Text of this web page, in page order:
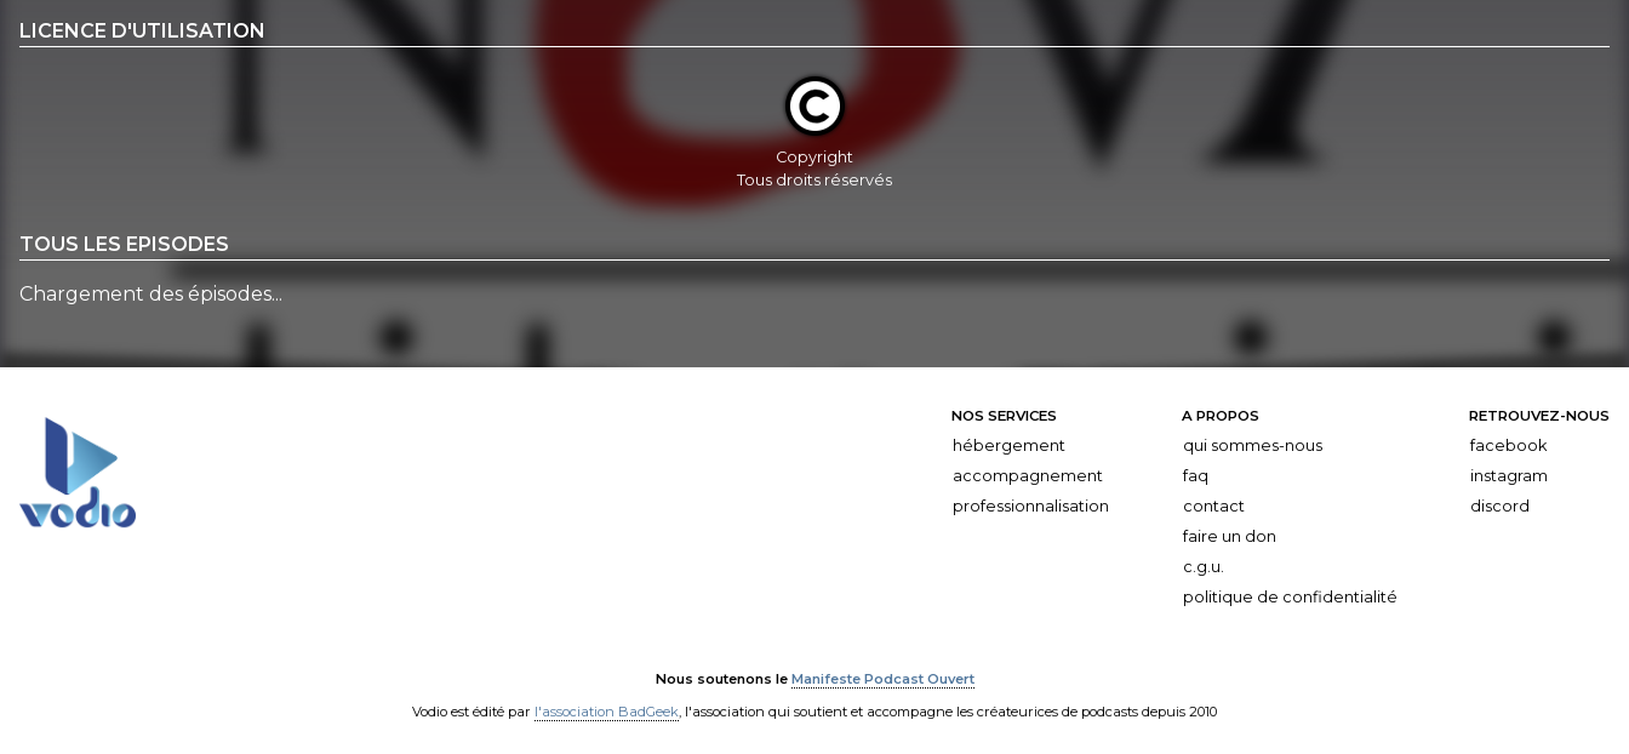
LICENCE D'UTILISATION
Copyright
Tous droits réservés
TOUS LES EPISODES
Chargement des épisodes...
NOS SERVICES
hébergement
accompagnement
professionnalisation
A PROPOS
qui sommes-nous
faq
contact
faire un don
c.g.u.
politique de confidentialité
RETROUVEZ-NOUS
facebook
instagram
discord
Nous soutenons le Manifeste Podcast Ouvert
Vodio est édité par l'association BadGeek , l'association qui soutient et accompagne les créateurices de podcasts depuis 2010